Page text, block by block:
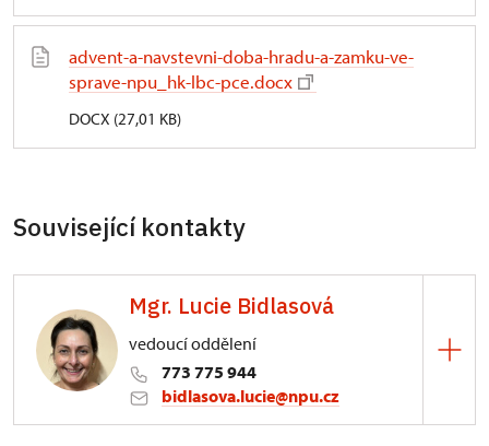
advent-a-navstevni-doba-hradu-a-zamku-ve-
sprave-npu_hk-lbc-pce.docx
DOCX (27,01 KB)
Související kontakty
Mgr. Lucie Bidlasová
vedoucí oddělení
773 775 944
bidlasova.lucie@npu.cz